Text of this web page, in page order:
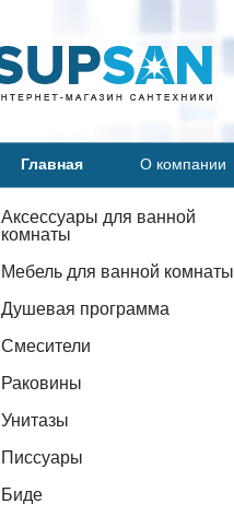
Главная О компании
Аксессуары для ванной
комнаты
Мебель для ванной комнаты
Душевая программа
Смесители
Раковины
Унитазы
Писсуары
Биде